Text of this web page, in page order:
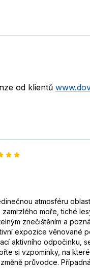
od klientů
atmosféru
moře, tiché
znečištěním a
expozice věnované
aktivního odpočinku,
si vzpomínky, na
průvodce.